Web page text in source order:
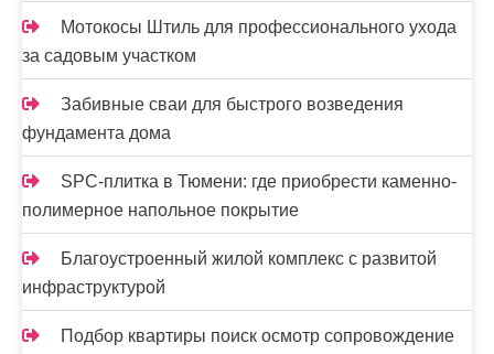
Мотокосы Штиль для профессионального ухода
за садовым участком
Забивные сваи для быстрого возведения
фундамента дома
SPC-плитка в Тюмени: где приобрести каменно-
полимерное напольное покрытие
Благоустроенный жилой комплекс с развитой
инфраструктурой
Подбор квартиры поиск осмотр сопровождение